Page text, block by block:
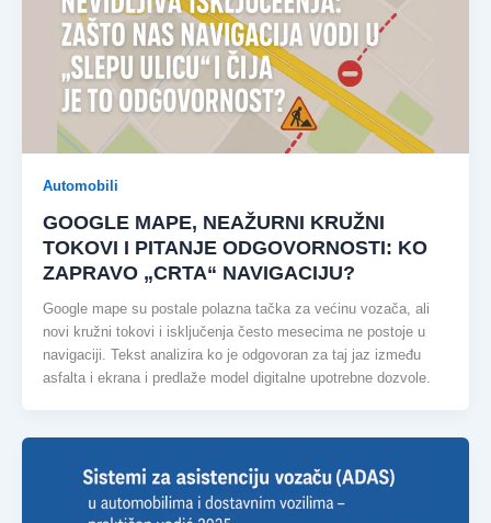
Automobili
GOOGLE MAPE, NEAŽURNI KRUŽNI
TOKOVI I PITANJE ODGOVORNOSTI: KO
ZAPRAVO „CRTA“ NAVIGACIJU?
Google mape su postale polazna tačka za većinu vozača, ali
novi kružni tokovi i isključenja često mesecima ne postoje u
navigaciji. Tekst analizira ko je odgovoran za taj jaz između
asfalta i ekrana i predlaže model digitalne upotrebne dozvole.